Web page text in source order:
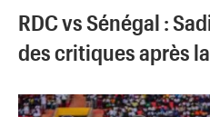
RDC vs Sénégal :
des critiques après